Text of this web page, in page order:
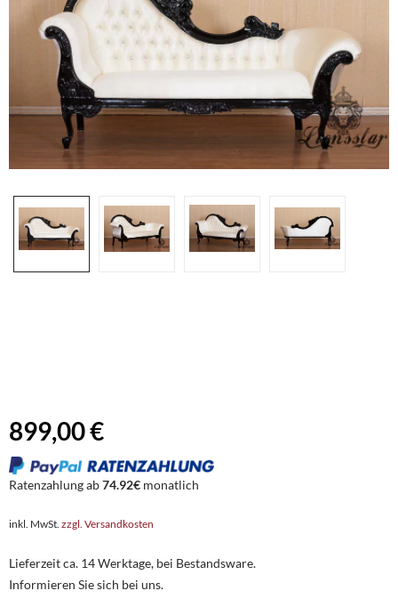
899,00 €
Ratenzahlung ab74.92€ monatlich
inkl. MwSt. zzgl. Versandkosten
Lieferzeit ca. 14 Werktage, bei Bestandsware.
Informieren Sie sich bei uns.